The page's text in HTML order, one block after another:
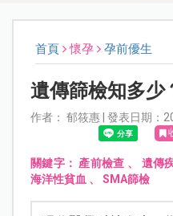
首頁 懷孕 孕前優生
遺傳篩檢知多少
作者： 郁筱惠 | 發表日期：
關鍵字： 產前檢查 、 遺傳
海洋性貧血 、 SMA篩檢